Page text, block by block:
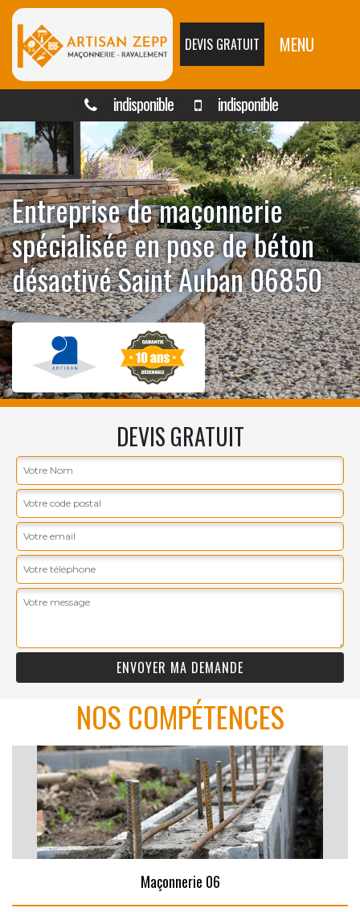
DEVIS GRATUIT MENU
indisponible indisponible
Entreprise de maçonnerie
spécialisée en pose de béton
désactivé Saint Auban 06850
DEVIS GRATUIT
NOS COMPÉTENCES
Maçonnerie 06